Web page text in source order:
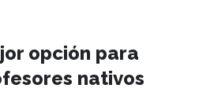
opción para
nativos